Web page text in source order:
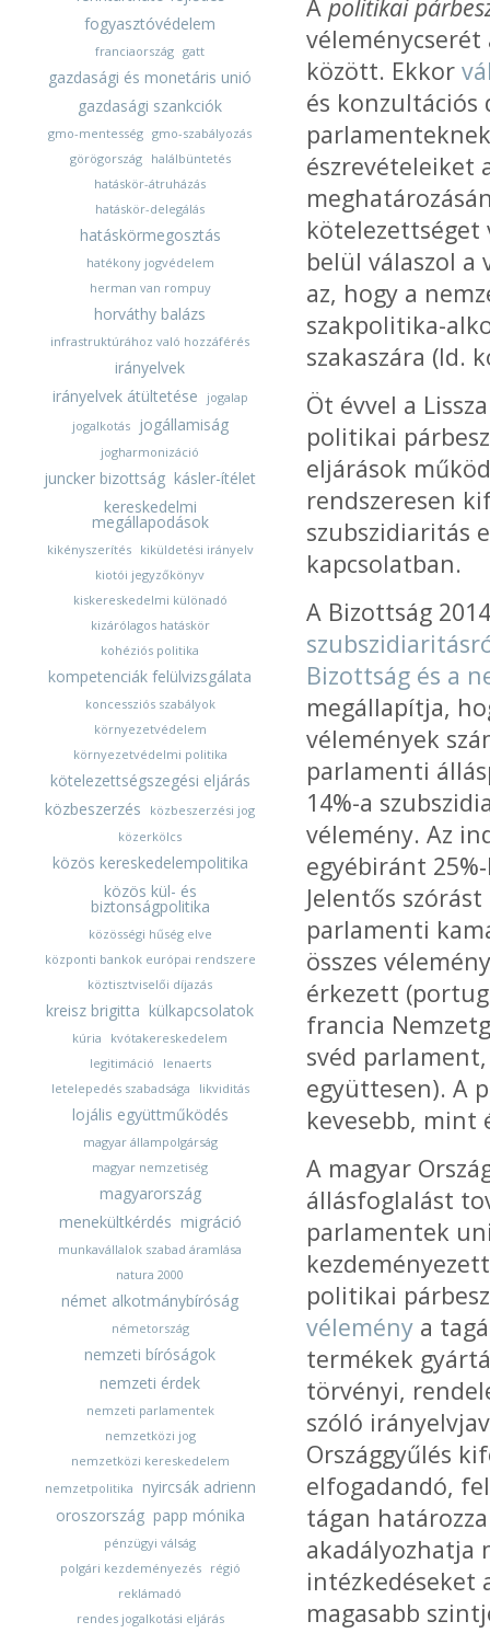
fogyasztóvédelem
franciaország gatt
gazdasági és monetáris unió
gazdasági szankciók
gmo-mentesség gmo-szabályozás
görögország
halálbüntetés
hatáskör-átruházás
hatáskör-delegálás
hatáskörmegosztás
hatékony jogvédelem
herman van rompuy
horváthy balázs
infrastruktúrához való hozzáférés
irányelvek
irányelvek átültetése
jogalap
jogalkotás
jogállamiság
jogharmonizáció
juncker bizottság kásler-ítélet
kereskedelmi
megállapodások
kikényszerítés
kiküldetési irányelv
kiotói jegyzőkönyv
kiskereskedelmi különadó
kizárólagos hatáskör
kohéziós politika
kompetenciák felülvizsgálata
koncessziós szabályok
környezetvédelem
környezetvédelmi politika
kötelezettségszegési eljárás
közbeszerzés
közbeszerzési jog
közerkölcs
közös kereskedelempolitika
közös kül- és
biztonságpolitika
közösségi hűség elve
központi bankok európai rendszere
köztisztviselői díjazás
kreisz brigitta külkapcsolatok
kúria
kvótakereskedelem
legitimáció
lenaerts
letelepedés szabadsága
likviditás
lojális együttműködés
magyar állampolgárság
magyar nemzetiség
magyarország
menekültkérdés migráció
munkavállalok szabad áramlása
natura 2000
német alkotmánybíróság
németország
nemzeti bíróságok
nemzeti érdek
nemzeti parlamentek
nemzetközi jog
nemzetközi kereskedelem
nemzetpolitika
nyircsák adrienn
oroszország papp mónika
pénzügyi válság
polgári kezdeményezés
régió
reklámadó
rendes jogalkotási eljárás
A politikai
között. Ekkor
és
észrevételeiket
belül válaszol a
az, hogy a
szakpolitika-
szakaszára (ld.
Öt évvel a
politikai
eljárások
rendszeresen
szubszidiaritás
kapcsolatban.
A Bizottság
Bizottság és a
megállapítja,
vélemények
parlamenti
14%-a
vélemény. Az
egyébiránt
Jelentős
parlamenti
összes
érkezett
francia
svéd
együttesen). A
kevesebb, mint
A magyar
állásfoglalást
parlamentek
politikai
vélemény a
termékek
törvényi,
szóló
Országgyűlés
elfogadandó,
tágan
akadályozhatja
intézkedéseket
magasabb